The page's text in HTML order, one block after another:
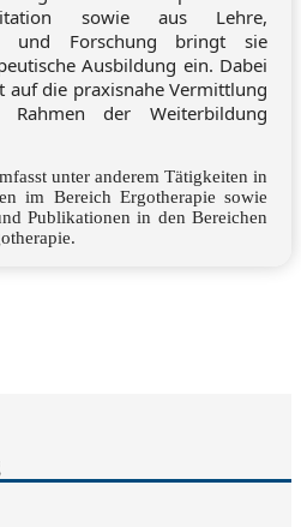
sowie aus Lehre,
und Forschung bringt sie
Ausbildung ein. Dabei
auf die praxisnahe Vermittlung
der Weiterbildung
unter anderem Tätigkeiten in
im Bereich Ergotherapie sowie
Publikationen in den Bereichen